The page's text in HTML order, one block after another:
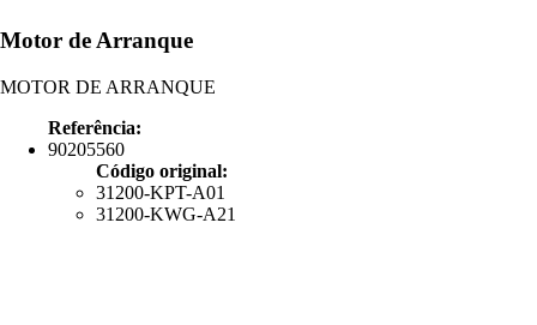
Motor de Arranque
MOTOR DE ARRANQUE
Referência:
90205560
Código original:
31200-KPT-A01
31200-KWG-A21